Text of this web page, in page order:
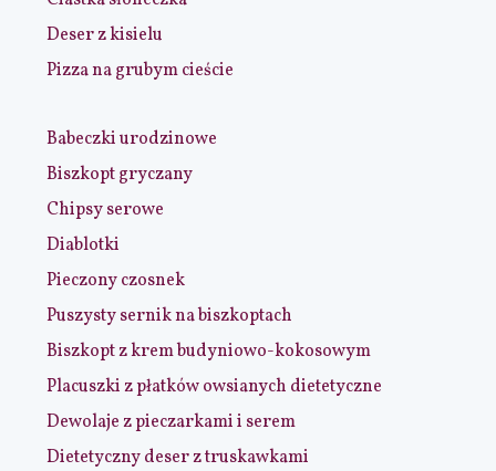
Deser z kisielu
Pizza na grubym cieście
Babeczki urodzinowe
Biszkopt gryczany
Chipsy serowe
Diablotki
Pieczony czosnek
Puszysty sernik na biszkoptach
Biszkopt z krem budyniowo-kokosowym
Placuszki z płatków owsianych dietetyczne
Dewolaje z pieczarkami i serem
Dietetyczny deser z truskawkami